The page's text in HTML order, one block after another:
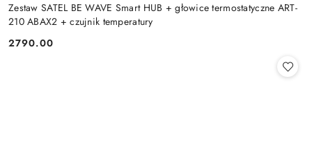
Zestaw SATEL BE WAVE Smart HUB + głowice termostatyczne ART-
210 ABAX2 + czujnik temperatury
Cena:
2790.00